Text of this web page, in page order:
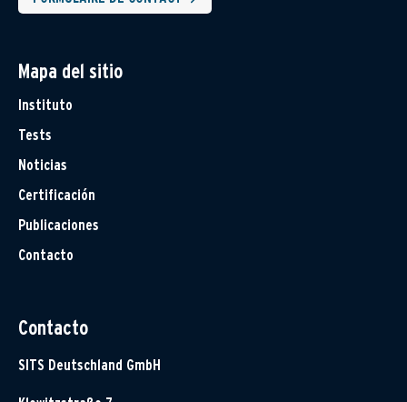
Mapa del sitio
Instituto
Tests
Noticias
Certificación
Publicaciones
Contacto
Contacto
SITS Deutschland GmbH